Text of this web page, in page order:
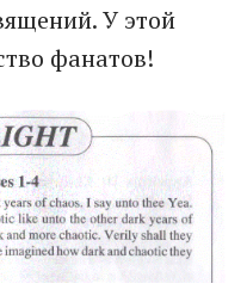
У этой
фанатов!